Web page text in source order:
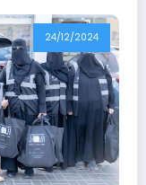
24/12/2024